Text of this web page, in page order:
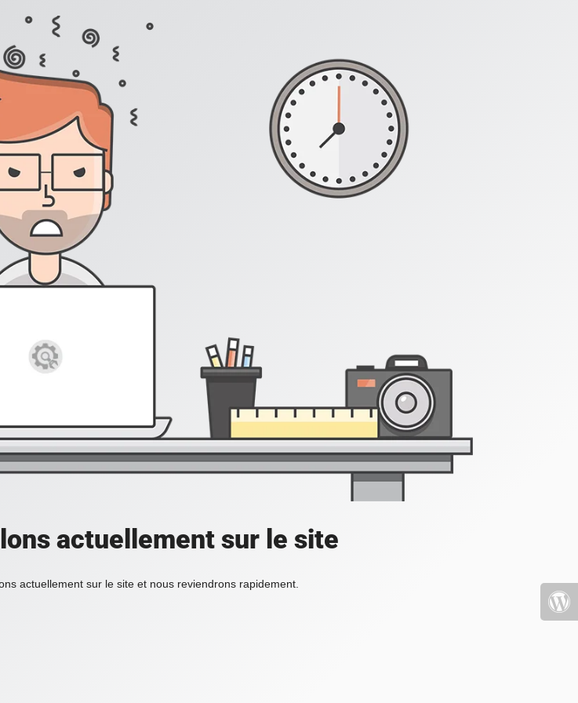
actuellement sur le site
actuellement sur le site et nous reviendrons rapidement.